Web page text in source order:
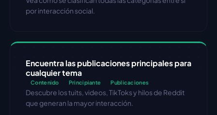
por interacción social.
Encuentra las publicaciones principales para
cualquier tema
Contenido Principiante Publicaciones
Descubre los tuits, videos, TikToks y hilos de Reddit
que generan la mayor interacción.